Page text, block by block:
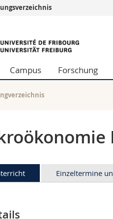
Campus Forschung
Einzeltermine